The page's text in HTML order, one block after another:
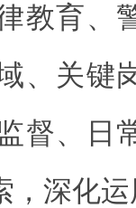
教育、
、关键
督、日
深化